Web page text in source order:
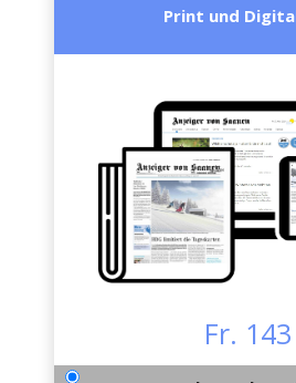
Print und
Fr. 143